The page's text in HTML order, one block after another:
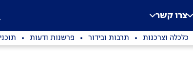
צרו קשר
כלכלה וצרכנות תרבות ובידור פרשנות ודעות